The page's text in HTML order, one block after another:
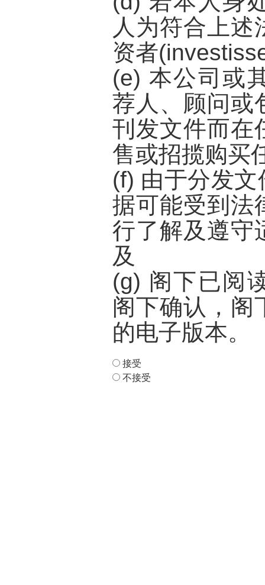
人为符合上述
资者
(e) 本公司或
荐人、顾问或
刊发文件而在
售或招揽购买
(f) 由于分发
据可能受到法
行了解及遵守
及
(g) 阁下已阅
阁下确认，阁
的电子版本。
接受
不接受